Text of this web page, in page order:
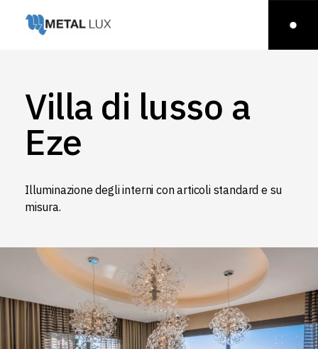
Villa di lusso a
Eze
Illuminazione degli interni con articoli standard e su
misura.